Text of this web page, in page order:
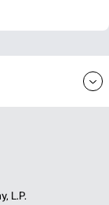
L.P.